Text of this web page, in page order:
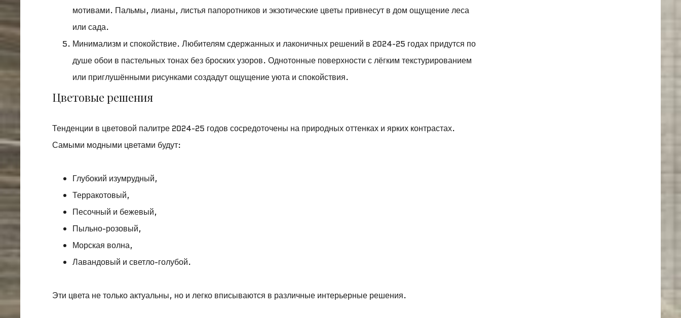
мотивами. Пальмы, лианы, листья папоротников и экзотические цветы привнесут в дом ощущение леса
или сада.
Минимализм и спокойствие. Любителям сдержанных и лаконичных решений в 2024-25 годах придутся по
душе обои в пастельных тонах без броских узоров. Однотонные поверхности с лёгким текстурированием
или приглушёнными рисунками создадут ощущение уюта и спокойствия.
Цветовые решения
Тенденции в цветовой палитре 2024-25 годов сосредоточены на природных оттенках и ярких контрастах.
Самыми модными цветами будут:
Глубокий изумрудный,
Терракотовый,
Песочный и бежевый,
Пыльно-розовый,
Морская волна,
Лавандовый и светло-голубой.
Эти цвета не только актуальны, но и легко вписываются в различные интерьерные решения.